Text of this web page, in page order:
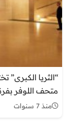
“الثريا
متحف اللوفر
منذ 7 سنوات